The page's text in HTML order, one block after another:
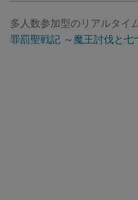
多人数参加型のリアルタイ
罪罰聖戦記 ～魔王討伐と七